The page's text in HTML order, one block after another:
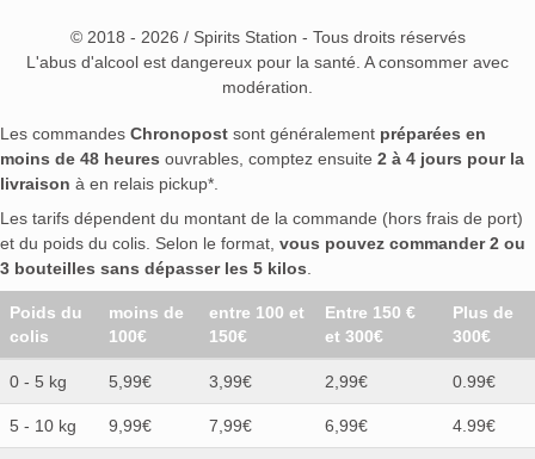
© 2018 - 2026 / Spirits Station - Tous droits réservés
L'abus d'alcool est dangereux pour la santé. A consommer avec
modération.
Les commandes Chronopost sont généralement préparées en
moins de 48 heures ouvrables, comptez ensuite 2 à 4 jours pour la
livraison à en relais pickup*.
Les tarifs dépendent du montant de la commande (hors frais de port)
et du poids du colis. Selon le format, vous pouvez commander 2 ou
3 bouteilles sans dépasser les 5 kilos.
Poids du
colis
moins de
100€
entre 100 et
150€
Entre 150 €
et 300€
Plus de
300€
0 - 5 kg 5,99€ 3,99€ 2,99€ 0.99€
5 - 10 kg 9,99€ 7,99€ 6,99€ 4.99€